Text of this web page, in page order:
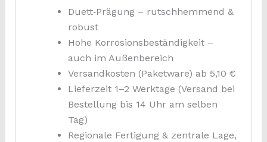
Duett‑Prägung – rutschhemmend &
robust
Hohe Korrosionsbeständigkeit –
auch im Außenbereich
Versandkosten (Paketware) ab 5,10 €
Lieferzeit 1–2 Werktage (Versand bei
Bestellung bis 14 Uhr am selben
Tag)
Regionale Fertigung & zentrale Lage,